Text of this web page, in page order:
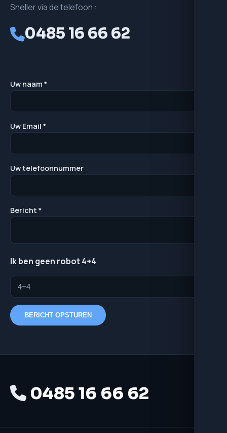
Sneller via de telefoon :
0485 16 66 62
Uw naam *
Uw Email *
Uw telefoonnummer
Bericht *
Ik ben geen robot 4+4
BERICHT OPSTUREN
0485 16 66 62